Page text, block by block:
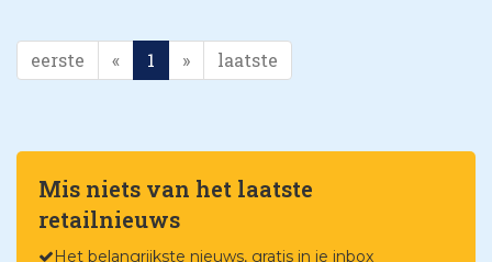
eerste « 1 » laatste
Mis niets van het laatste
retailnieuws
Het belangrijkste nieuws, gratis in je inbox